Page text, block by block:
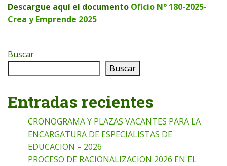
Descargue aquí el documento Oficio N° 180-2025-
Crea y Emprende 2025
Buscar
Buscar
Entradas recientes
CRONOGRAMA Y PLAZAS VACANTES PARA LA
ENCARGATURA DE ESPECIALISTAS DE
EDUCACION – 2026
PROCESO DE RACIONALIZACION 2026 EN EL